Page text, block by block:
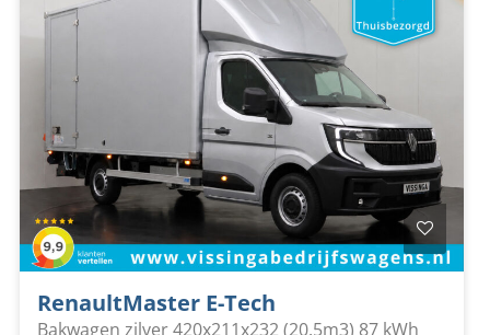
RenaultMaster E-Tech
Bakwagen zilver 420x211x232 (20.5m3) 87 kWh